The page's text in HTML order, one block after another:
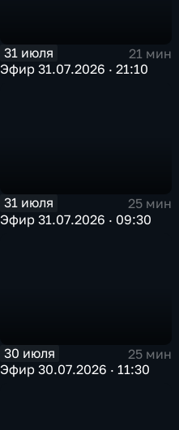
31 июля
21 мин
Эфир 31.07.2026 · 21:10
31 июля
25 мин
Эфир 31.07.2026 · 09:30
30 июля
25 мин
Эфир 30.07.2026 · 11:30